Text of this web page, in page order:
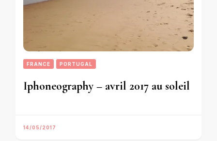
FRANCE PORTUGAL
Iphoneography – avril 2017 au soleil
14/05/2017